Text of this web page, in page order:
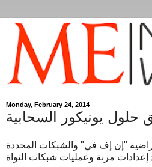
Monday, February 24, 2014
يونيكور السحابية
"إن إف في" والشبكات المحددة
مرنة وعمليات شبكات النواة